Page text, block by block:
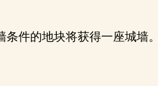
件的地块将获得一座城墙